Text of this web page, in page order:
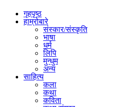
गृहपृष्ठ
हाम्रोबारे
संस्कार/संस्कृति
भाषा
धर्म
लिपि
मुन्धुम
अन्य
साहित्य
कला
कथा
कविता